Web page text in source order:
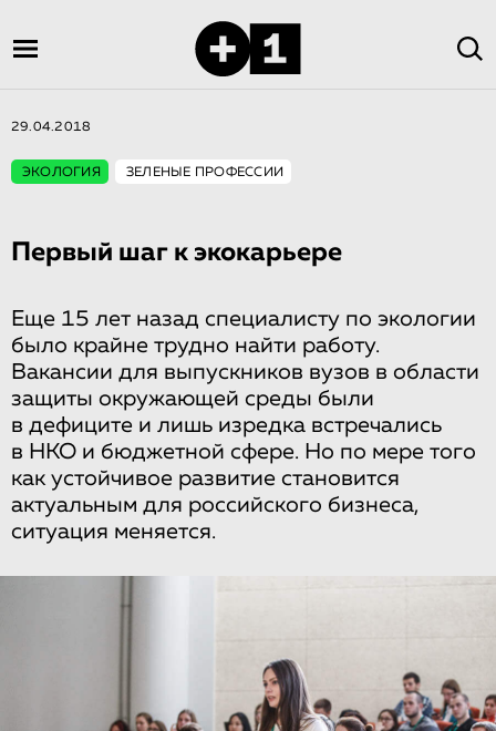
29.04.2018
ЭКОЛОГИЯ ЗЕЛЕНЫЕ ПРОФЕССИИ
Первый шаг к экокарьере
Еще 15 лет назад специалисту по экологии
было крайне трудно найти работу.
Вакансии для выпускников вузов в области
защиты окружающей среды были
в дефиците и лишь изредка встречались
в НКО и бюджетной сфере. Но по мере того
как устойчивое развитие становится
актуальным для российского бизнеса,
ситуация меняется.